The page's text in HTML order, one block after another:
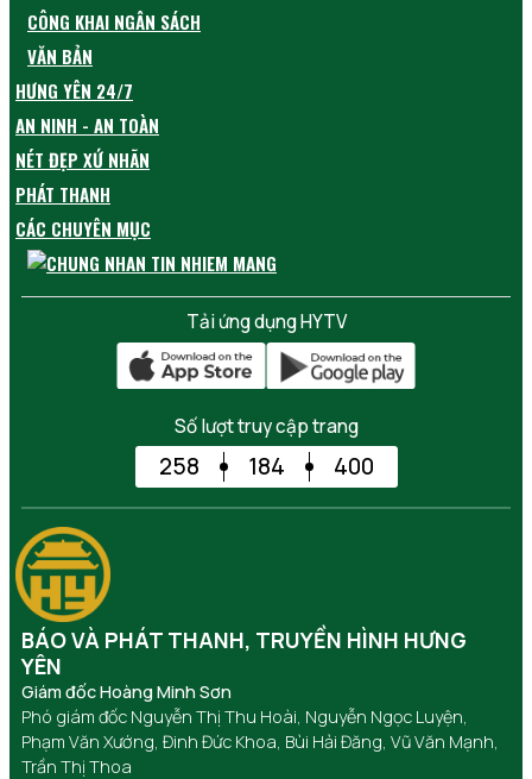
CÔNG KHAI NGÂN SÁCH
VĂN BẢN
HƯNG YÊN 24/7
AN NINH - AN TOÀN
NÉT ĐẸP XỨ NHÃN
PHÁT THANH
CÁC CHUYÊN MỤC
Tải ứng dụng HYTV
Số lượt truy cập trang
258 184 400
BÁO VÀ PHÁT THANH, TRUYỀN HÌNH HƯNG
YÊN
Giám đốc Hoàng Minh Sơn
Phó giám đốc Nguyễn Thị Thu Hoài, Nguyễn Ngọc Luyện,
Phạm Văn Xướng, Đinh Đức Khoa, Bùi Hải Đăng, Vũ Văn Mạnh,
Trần Thị Thoa